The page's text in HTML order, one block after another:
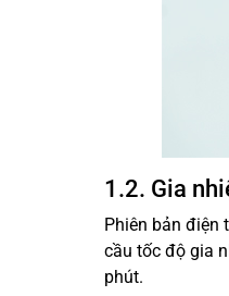
1.2. Gia
Phiên bản điện
cầu tốc độ gia
phút.